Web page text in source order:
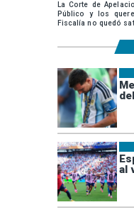
al
La Corte de
Público y los
Fiscalía no quedó